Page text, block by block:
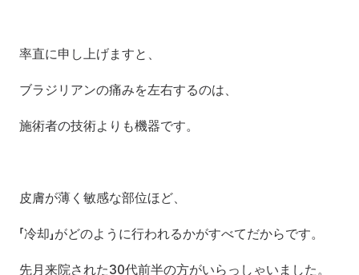
率直に申し上げますと、
ブラジリアンの痛みを左右するのは、
施術者の技術よりも機器です。
皮膚が薄く敏感な部位ほど、
「冷却」がどのように行われるかがすべてだからです。
先月来院された30代前半の方がいらっしゃいました。